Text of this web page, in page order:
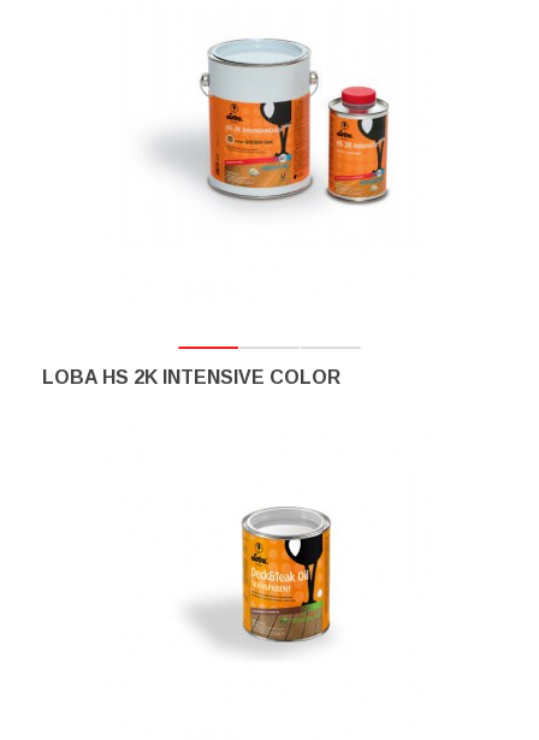
LOBA HS 2K INTENSIVE COLOR